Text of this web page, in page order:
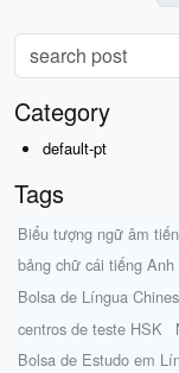
Category
default-pt
Tags
Biểu tượng ngữ âm
bảng chữ cái tiếng Anh
Bolsa de Língua
centros de teste HSK
Bolsa de Estudo em